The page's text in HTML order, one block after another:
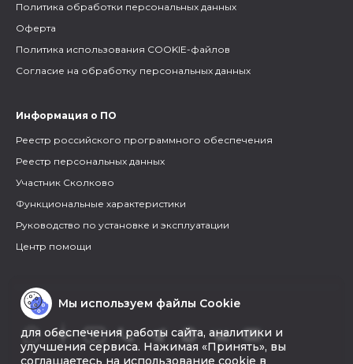
Политика обработки персональных данных
Оферта
Политика использования COOKIE-файлов
Согласие на обработку персональных данных
Информация о ПО
Реестр российского программного обеспечения
Реестр персональных данных
Участник Сколково
Функциональные характеристики
Руководство по установке и эксплуатации
Центр помощи
Мы используем файлы Cookie
для обеспечения работы сайта, аналитики и
улучшения сервиса. Нажимая «Принять», вы
соглашаетесь на использование cookie в